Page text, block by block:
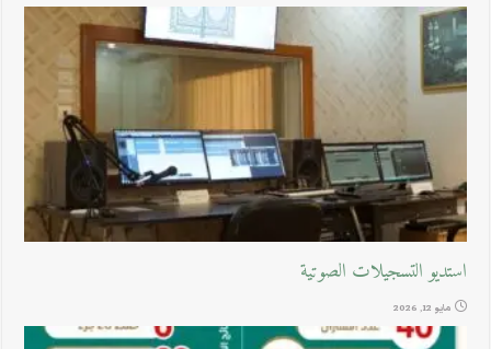
استديو التسجيلات الصوتية
مايو 12, 2026